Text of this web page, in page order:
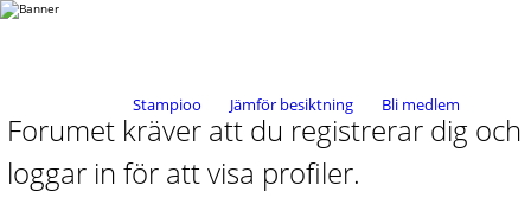
Stampioo Jämför besiktning Bli medlem
Forumet kräver att du registrerar dig och
loggar in för att visa profiler.